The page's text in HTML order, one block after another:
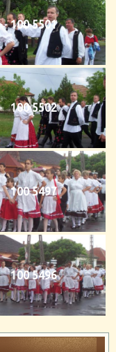
100 5501
100 5502
100 5497
100 5496